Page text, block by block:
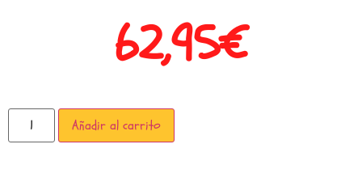
62,95€
Añadir al carrito